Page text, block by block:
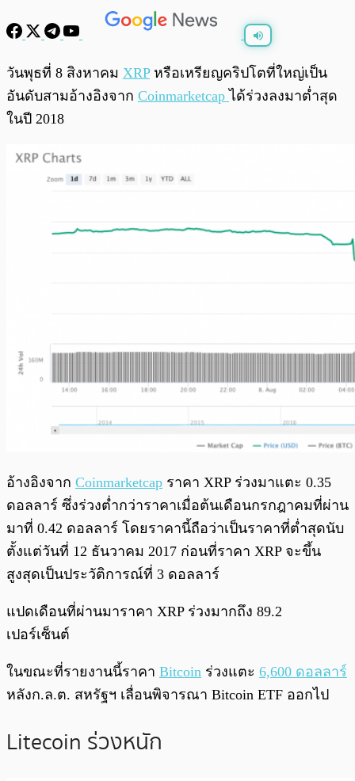
พร้อมเล่น 0:00 0:00
วันพุธที่ 8 สิงหาคม XRPหรือเหรียญคริปโตที่ใหญ่เป็น
อันดับสามอ้างอิงจาก Coinmarketcap ได้ร่วงลงมาต่ำสุด
ในปี 2018
อ้างอิงจาก Coinmarketcap ราคา XRP ร่วงมาแตะ 0.35
ดอลลาร์ ซึ่งร่วงต่ำกว่าราคาเมื่อต้นเดือนกรกฎาคมที่ผ่าน
มาที่ 0.42 ดอลลาร์ โดยราคานี้ถือว่าเป็นราคาที่ต่ำสุดนับ
ตั้งแต่วันที่ 12 ธันวาคม 2017 ก่อนที่ราคา XRP จะขึ้น
สูงสุดเป็นประวัติการณ์ที่ 3 ดอลลาร์
แปดเดือนที่ผ่านมาราคา XRP ร่วงมากถึง 89.2
เปอร์เซ็นต์
ในขณะที่รายงานนี้ราคา Bitcoin ร่วงแตะ 6,600 ดอลลาร์
หลังก.ล.ต. สหรัฐฯ เลื่อนพิจารณา Bitcoin ETF ออกไป
Litecoin ร่วงหนัก